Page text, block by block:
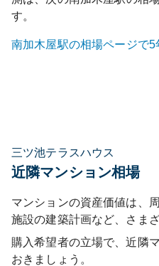
す。
南加木屋駅の相場ページで
三ツ池テラスハウス
近隣マンション相場
マンションの資産価値は、
施設の建築計画など、さま
購入希望者の立場で、近隣
おきましょう。